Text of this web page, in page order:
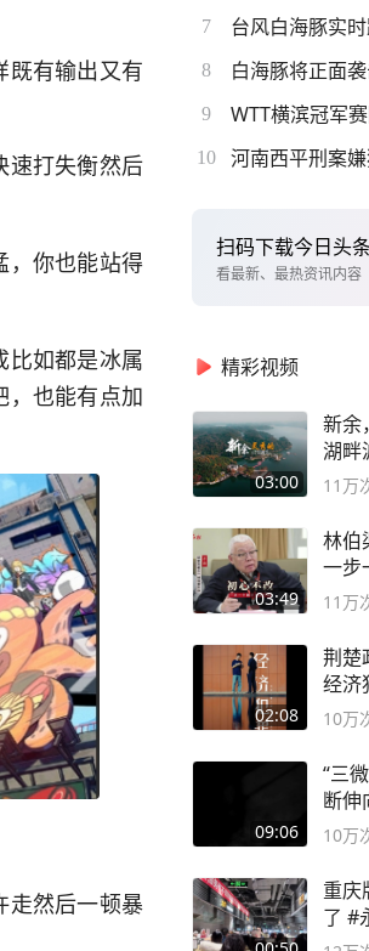
既有输出又有
速打失衡然后
，你也能站得
比如都是冰属
，也能有点加
走然后一顿暴
7 台风白海豚实
8 白海豚将正面
9
10 河南西平刑案
扫码下载今日头
看最新、最热资讯内容
精彩视频
03:00
新余
湖畔
深
11万
03:49
林伯
一步
论坛
11万
02:08
荆楚
经济
10万
09:06
“三
断伸
10万
重庆
了 #